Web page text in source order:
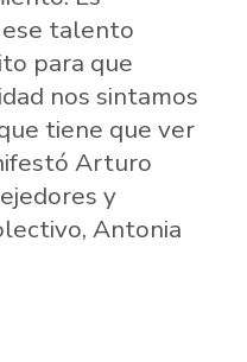
talento
para que
nos sintamos
tiene que ver
Arturo
y
Antonia